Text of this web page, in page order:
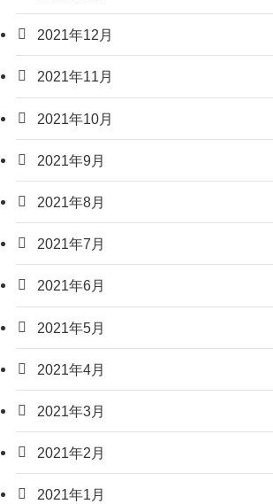
2021年12月
2021年11月
2021年10月
2021年9月
2021年8月
2021年7月
2021年6月
2021年5月
2021年4月
2021年3月
2021年2月
2021年1月